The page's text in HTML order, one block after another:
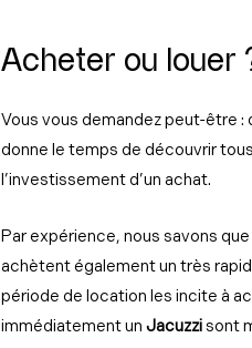
Acheter ou louer
Vous vous demandez peut-être :
donne le temps de découvrir
l’investissement d’un achat.
Par expérience, nous savons
achètent également un très
période de location les incite à
immédiatement un Jacuzzisont